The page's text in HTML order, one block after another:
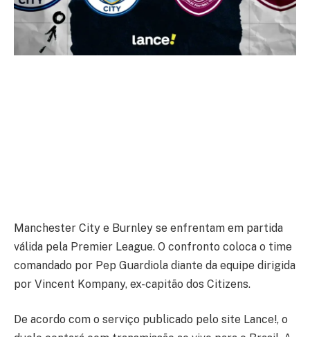
Manchester City e Burnley se enfrentam em partida
válida pela Premier League. O confronto coloca o time
comandado por Pep Guardiola diante da equipe dirigida
por Vincent Kompany, ex-capitão dos Citizens.
De acordo com o serviço publicado pelo site Lance!, o